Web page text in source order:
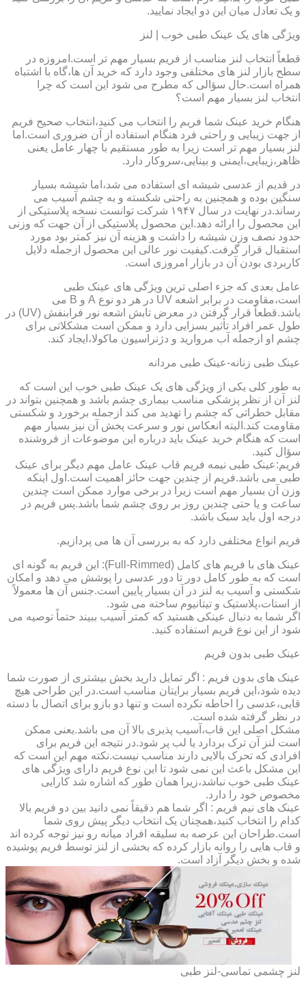
و یک تعادل میان این دو ایجاد نمایید.
ویژگی های یک عینک طبی خوب | لنز
قطعاً انتخاب لنز مناسب از فریم بسیار مهم تر است.امروزه در
سطح بازار لنز های مختلفی وجود دارد که خرید آن ها،گاه با اشتباه
همراه است.حال سؤالی که مطرح می شود این است که چرا
انتخاب لنز بسیار مهم است؟
هنگام خرید عینک شما فریم را انتخاب می کنید،انتخاب صحیح فریم
از جهت زیبایی و راحتی فرد هنگام استفاده از آن ضروری است.اما
لنز بسیار مهم تر است زیرا به طور مستقیم با چهار عامل یعنی
ظاهر،زیبایی،ایمنی و بینایی،سروکار دارد.
در قدیم از عدسی شیشه ای استفاده می شد،اما شیشه بسیار
سنگین بوده و همچنین به راحتی شکسته و به چشم آسیب می
رساند.در نهایت در سال ۱۹۴۷ شرکت توانست نسخه پلاستیکی از
این محصول را ارائه دهد.این محصول پلاستیکی از آن جهت که وزنی
حدود نصف وزن شیشه را داشت و هزینه آن نیز کمتر بود مورد
استقبال قرار گرفت.کیفیت نور عالی این محصول ازجمله دلایل
کاربردی بودن آن در بازار امروزی است.
عامل بعدی که جزء اصلی ترین ویژگی های عینک طبی
است،مقاومت در برابر اشعه UV در هر دو نوع A و B می
باشد.قطعاً قرار گرفتن در معرض تابش اشعه نور فرابنفش (UV) در
طول عمر افراد تأثیر بسزایی دارد و ممکن است مشکلاتی برای
چشم او ازجمله آب مروارید و دژنراسیون ماکولا،ایجاد کند.
عینک طبی زنانه-عینک طبی مردانه
به طور کلی یکی از ویژگی های یک عینک طبی خوب این است که
لنز آن از نظر پزشکی مناسب بیماری چشم باشد و همچنین بتواند در
مقابل خطراتی که چشم را تهدید می کند ازجمله برخورد و شکستی
مقاومت کند.البته انعکاس نور و سرعت پخش آن نیز بسیار مهم
است که هنگام خرید عینک باید درباره این موضوعات از فروشنده
سؤال کنید.
فریم:عینک طبی نیمه فریم قاب عینک عامل مهم دیگر برای عینک
طبی می باشد.فریم از چندین جهت حائز اهمیت است.اول اینکه
وزن آن بسیار مهم است زیرا در برخی موارد ممکن است چندین
ساعت و یا حتی چندین روز بر روی چشم شما باشد.پس فریم در
درجه اول باید سبک باشد.
فریم انواع مختلفی دارد که به بررسی آن ها می پردازیم.
عینک های با فریم های کامل (Full-Rimmed): این فریم به گونه ای
است که به طور کامل دور تا دور عدسی را پوشش می دهد و امکان
شکستی و آسیب به لنز در آن بسیار پایین است.جنس آن ها معمولاً
از استات،پلاستیک و تیتانیوم ساخته می شود.
اگر شما به دنبال عینکی هستید که کمتر آسیب ببیند حتماً توصیه می
شود از این نوع فریم استفاده کنید.
عینک طبی بدون فریم
عینک های بدون فریم : اگر تمایل دارید بخش بیشتری از صورت شما
دیده شود،این فریم بسیار برایتان مناسب است.در این طراحی هیچ
قابی،عدسی را احاطه نکرده است و تنها دو بازو برای اتصال با دسته
در نظر گرفته شده است.
مشکل اصلی این قاب،آسیب پذیری بالا آن می باشد.یعنی ممکن
است لنز آن ترک بردارد یا لب پر شود.در نتیجه این فریم برای
افرادی که تحرک بالایی دارند مناسب نیست.نکته مهم این است که
این مشکل باعث این نمی شود تا این نوع فریم دارای ویژگی های
عینک طبی خوب نباشد،زیرا همان طور که اشاره شد کارایی
مخصوص خود را دارد.
عینک های نیم فریم : اگر شما هم دقیقاً نمی دانید بین دو فریم بالا
کدام را انتخاب کنید،همچنان یک انتخاب دیگر پیش روی شما
است.طراحان این عرصه به سلیقه افراد میانه رو نیز توجه کرده اند
و قاب هایی را روانه بازار کرده که بخشی از لنز توسط فریم پوشیده
شده و بخش دیگر آزاد است.
لنز چشمی تماسی-لنز طبی